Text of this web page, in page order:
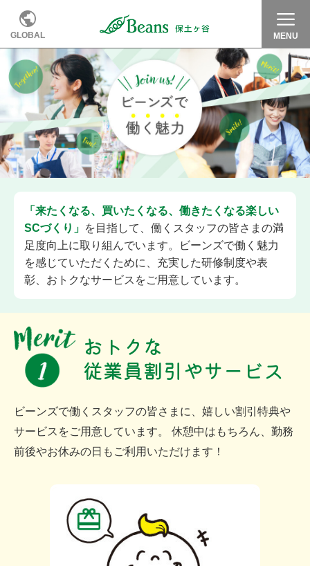
GLOBAL MENU
「来たくなる、買いたくなる、働きたくなる楽しい
SCづくり」 を目指して、働くスタッフの皆さまの満
足度向上に取り組んでいます。ビーンズで働く魅力
を感じていただくために、充実した研修制度や表
彰、おトクなサービスをご用意しています。
おトクな
従業員割引やサービス
ビーンズで働くスタッフの皆さまに、嬉しい割引特典や
サービスをご用意しています。 休憩中はもちろん、勤務
前後やお休みの日もご利用いただけます！